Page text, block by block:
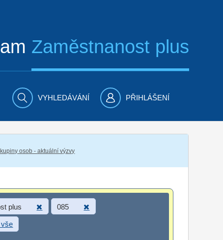
Zaměstnanost plus
VYHLEDÁVÁNÍ PŘIHLÁŠENÍ
osob - aktuální výzvy
plus 085